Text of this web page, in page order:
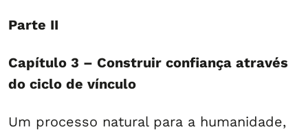
Parte II
Capítulo 3 – Construir confiança através
do ciclo de vínculo
Um processo natural para a humanidade,